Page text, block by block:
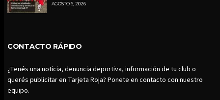
AGOSTO 6, 2026
CONTACTO RÁPIDO
¿Tenés una noticia, denuncia deportiva, información de tu club o
querés publicitar en Tarjeta Roja? Ponete en contacto con nuestro
equipo.